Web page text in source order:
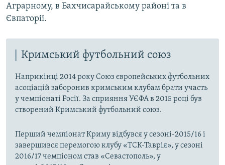
Аграрному, в Бахчисарайському районі та в
Євпаторії.
Кримський футбольний союз
Наприкінці 2014 року Союз європейських футбольних
асоціацій заборонив кримським клубам брати участь
у чемпіонаті Росії. За сприяння УЄФА в 2015 році був
створений Кримський футбольний союз.
Перший чемпіонат Криму відбувся у сезоні-2015/16 і
завершився перемогою клубу «ТСК-Таврія», у сезоні
2016/17 чемпіоном став «Севастополь», у